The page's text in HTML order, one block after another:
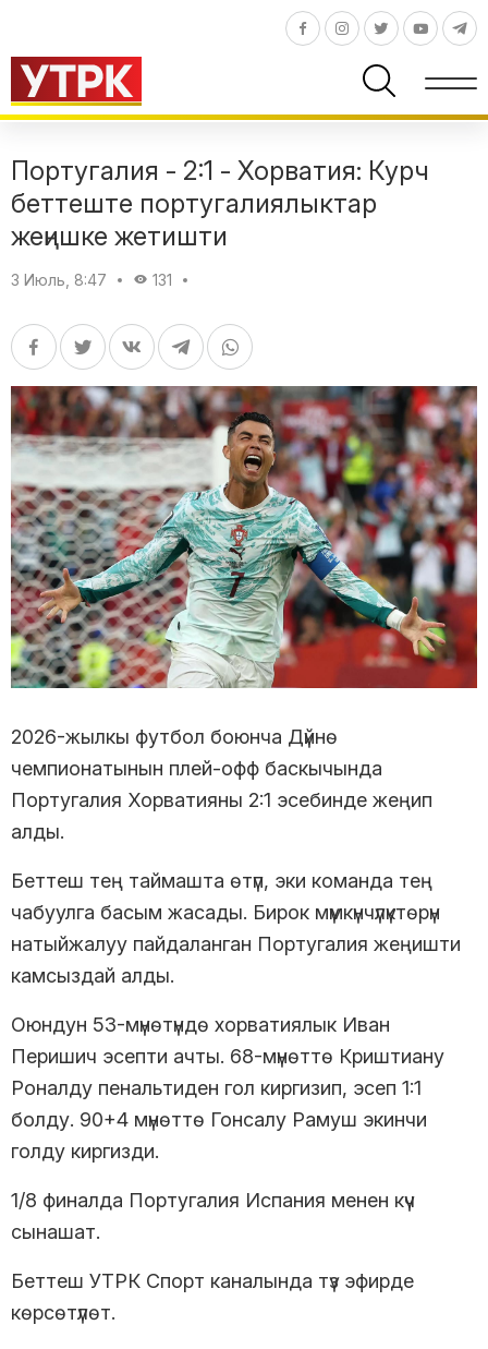
Португалия - 2:1 - Хорватия: Курч
беттеште португалиялыктар
жеңишке жетишти
3 Июль, 8:47 131
2026-жылкы футбол боюнча Дүйнө
чемпионатынын плей-офф баскычында
Португалия Хорватияны 2:1 эсебинде жеңип
алды.
Беттеш тең таймашта өтүп, эки команда тең
чабуулга басым жасады. Бирок мүмкүнчүлүктөрүн
натыйжалуу пайдаланган Португалия жеңишти
камсыздай алды.
Оюндун 53-мүнөтүндө хорватиялык Иван
Перишич эсепти ачты. 68-мүнөттө Криштиану
Роналду пенальтиден гол киргизип, эсеп 1:1
болду. 90+4 мүнөттө Гонсалу Рамуш экинчи
голду киргизди.
1/8 финалда Португалия Испания менен күч
сынашат.
Беттеш УТРК Спорт каналында түз эфирде
көрсөтүлөт.